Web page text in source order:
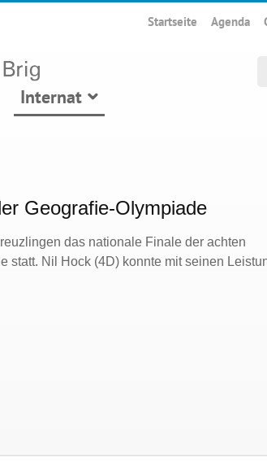
Startseite Agenda
Internat
Geografie-Olympiade
das nationale Finale der achten
statt. Nil Hock (4D) konnte mit seinen